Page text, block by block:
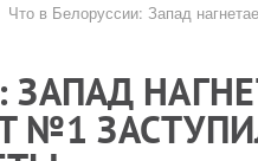
Что в Белоруссии: Запад
ЗАПАД
№1